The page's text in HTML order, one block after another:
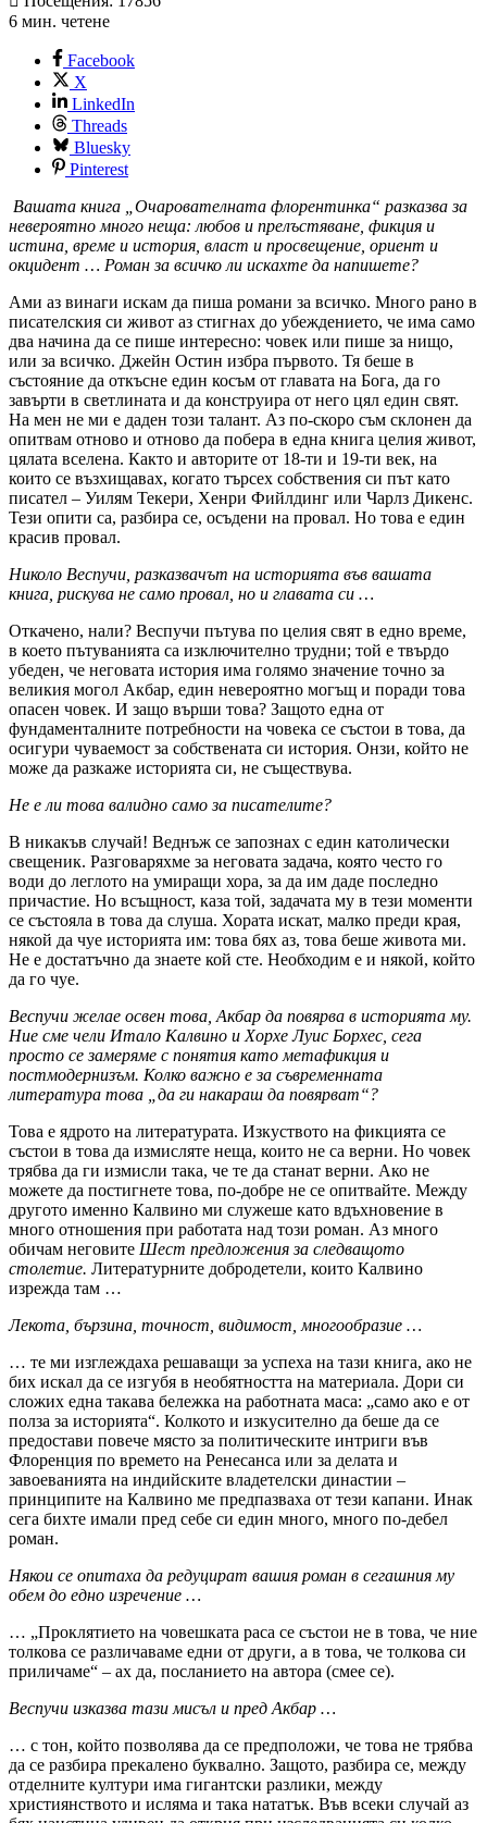
6 мин. четене
Facebook
X
LinkedIn
Threads
Bluesky
Pinterest
Вашата книга „ Очарователната флорентинка“ разказва за
невероятно много неща: любов и прелъстяване, фикция и
истина, време и история, власт и просвещение, ориент и
окцидент … Роман за всичко ли искахте да напишете?
Ами аз винаги искам да пиша романи за всичко. Много рано в
писателския си живот аз стигнах до убеждението, че има само
два начина да се пише интересно: човек или пише за нищо,
или за всичко. Джейн Остин избра първото. Тя беше в
състояние да откъсне един косъм от главата на Бога, да го
завърти в светлината и да конструира от него цял един свят.
На мен не ми е даден този талант. Аз по-скоро съм склонен да
опитвам отново и отново да побера в една книга целия живот,
цялата вселена. Както и авторите от 18-ти и 19-ти век, на
които се възхищавах, когато търсех собствения си път като
писател – Уилям Текери, Хенри Фийлдинг или Чарлз Дикенс.
Тези опити са, разбира се, осъдени на провал. Но това е един
красив провал.
Николо Веспучи, разказвачът на историята във вашата
книга, рискува не само провал, но и главата си …
Откачено, нали? Веспучи пътува по целия свят в едно време,
в което пътуванията са изключително трудни; той е твърдо
убеден, че неговата история има голямо значение точно за
великия могол Акбар, един невероятно могъщ и поради това
опасен човек. И защо върши това? Защото една от
фундаменталните потребности на човека се състои в това, да
осигури чуваемост за собствената си история. Онзи, който не
може да разкаже историята си, не съществува.
Не е ли това валидно само за писателите?
В никакъв случай! Веднъж се запознах с един католически
свещеник. Разговаряхме за неговата задача, която често го
води до леглото на умиращи хора, за да им даде последно
причастие. Но всъщност, каза той, задачата му в тези моменти
се състояла в това да слуша. Хората искат, малко преди края,
някой да чуе историята им: това бях аз, това беше живота ми.
Не е достатъчно да знаете кой сте. Необходим е и някой, който
да го чуе.
Веспучи желае освен това, Акбар да повярва в историята му.
Ние сме чели Итало Калвино и Хорхе Луис Борхес, сега
просто се замеряме с понятия като метафикция и
постмодернизъм. Колко важно е за съвременната
литература това „да ги накараш да повярват“?
Това е ядрото на литературата. Изкуството на фикцията се
състои в това да измисляте неща, които не са верни. Но човек
трябва да ги измисли така, че те да станат верни. Ако не
можете да постигнете това, по-добре не се опитвайте. Между
другото именно Калвино ми служеше като вдъхновение в
много отношения при работата над този роман. Аз много
обичам неговите Шест предложения за следващото
столетие. Литературните добродетели, които Калвино
изрежда там …
Лекота, бързина, точност, видимост, многообразие …
… те ми изглеждаха решаващи за успеха на тази книга, ако не
бих искал да се изгубя в необятността на материала. Дори си
сложих една такава бележка на работната маса: „само ако е от
полза за историята“. Колкото и изкусително да беше да се
предостави повече място за политическите интриги във
Флоренция по времето на Ренесанса или за делата и
завоеванията на индийските владетелски династии –
принципите на Калвино ме предпазваха от тези капани. Инак
сега бихте имали пред себе си един много, много по-дебел
роман.
Някои се опитаха да редуцират вашия роман в сегашния му
обем до едно изречение …
… „Проклятието на човешката раса се състои не в това, че ние
толкова се различаваме едни от други, а в това, че толкова си
приличаме“ – ах да, посланието на автора (смее се).
Веспучи изказва тази мисъл и пред Акбар …
… с тон, който позволява да се предположи, че това не трябва
да се разбира прекалено буквално. Защото, разбира се, между
отделните култури има гигантски разлики, между
християнството и исляма и така нататък. Във всеки случай аз